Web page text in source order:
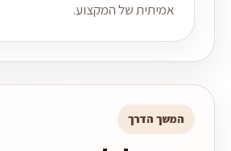
אמיתית של המקצוע.
המשך הדרך